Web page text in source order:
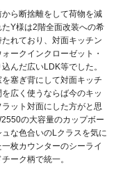
から断捨離をして荷物を減
たY様は2階全面改装への希
れており、対面キッチン
ークインクローゼット・
んだ広いLDK等でした。
塞ぎ背にして対面キッチ
広く使うならば今のキッ
ット対面にした方がと思
の大容量のカップボー
な色合いのLクラスを気に
枚カウンターのシーライ
ーク柄で統一。